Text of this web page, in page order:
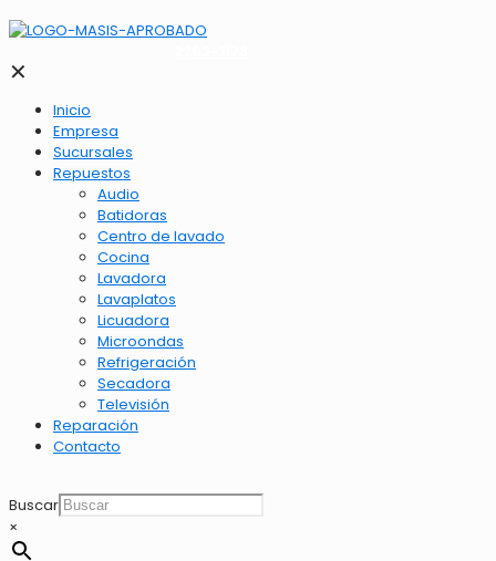
✕
Inicio
Empresa
Sucursales
Repuestos
Audio
Batidoras
Centro de lavado
Cocina
Lavadora
Lavaplatos
Licuadora
Microondas
Refrigeración
Secadora
Televisión
Reparación
Contacto
Buscar
×